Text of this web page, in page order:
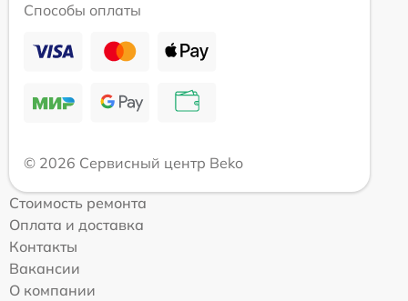
Способы оплаты
© 2026 Сервисный центр Beko
Стоимость ремонта
Оплата и доставка
Контакты
Вакансии
О компании